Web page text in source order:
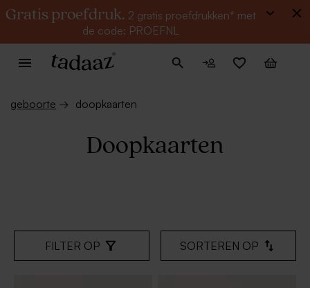
Gratis proefdruk. 2 gratis proefdrukken* met
de code: PROEFNL
geboorte → doopkaarten
Doopkaarten
FILTER OP SORTEREN OP